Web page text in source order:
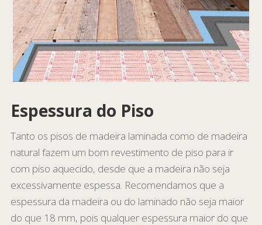
Espessura do Piso
Tanto os pisos de madeira laminada como de madeira
natural fazem um bom revestimento de piso para ir
com piso aquecido, desde que a madeira não seja
excessivamente espessa. Recomendamos que a
espessura da madeira ou do laminado não seja maior
do que 18 mm, pois qualquer espessura maior do que